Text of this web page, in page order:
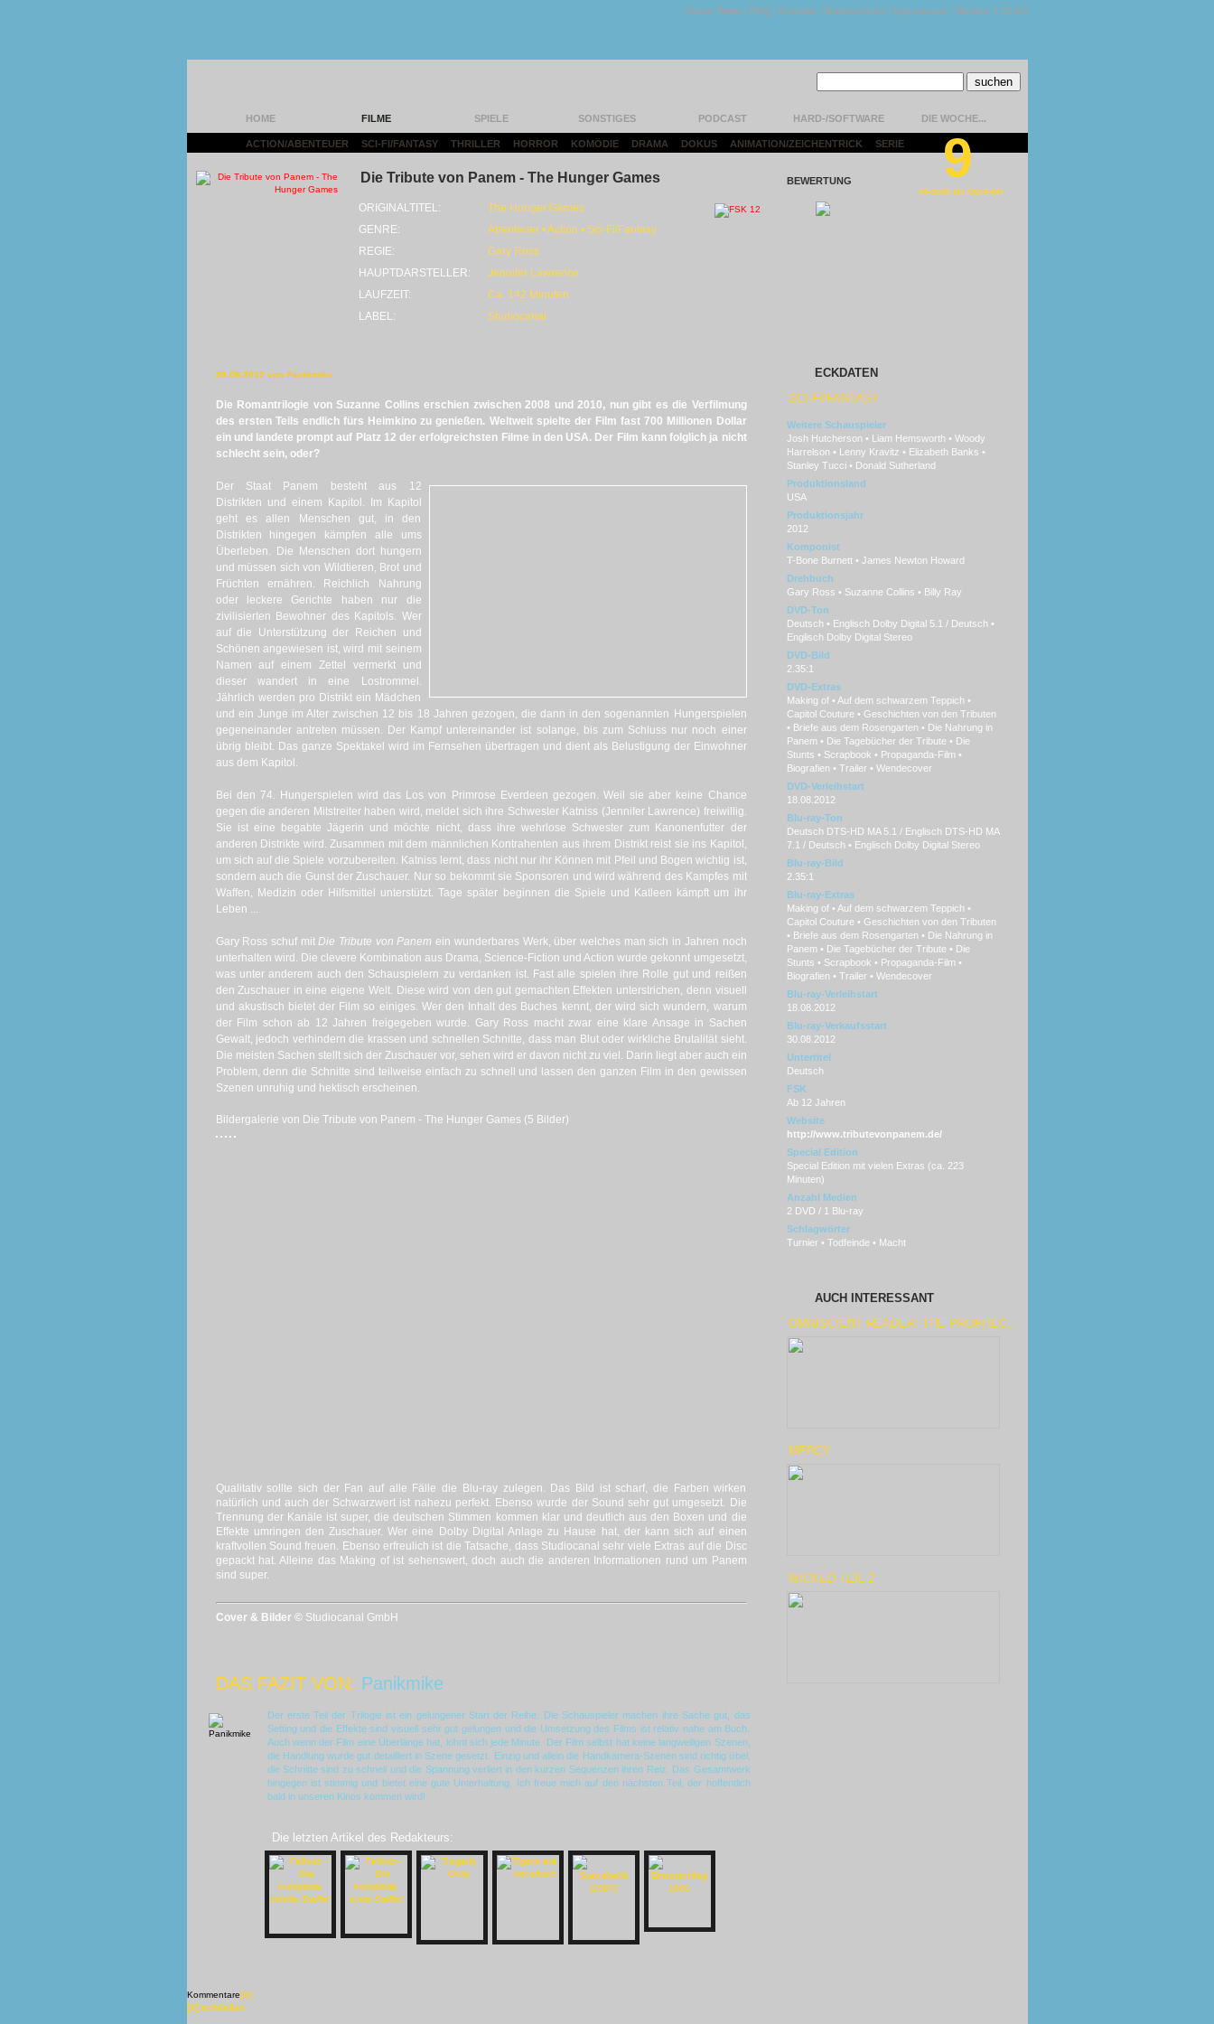
Unser Team | FAQ | Kontakt | Datenschutz | Impressum | Version 1.13.0.9
HOME FILME SPIELE SONSTIGES PODCAST HARD-/SOFTWARE DIE WOCHE...
ACTION/ABENTEUER SCI-FI/FANTASY THRILLER HORROR KOMÖDIE DRAMA DOKUS ANIMATION/ZEICHENTRICK SERIE
Die Tribute von Panem - The Hunger Games
ORIGINALTITEL:
The Hunger Games
GENRE:
Abenteuer • Action • Sci-Fi/Fantasy
REGIE:
Gary Ross
HAUPTDARSTELLER:
Jennifer Lawrence
LAUFZEIT:
Ca. 142 Minuten
LABEL:
Studiocanal
BEWERTUNG 9
SEIDIG GLÄNZEND
30.08.2012 von Panikmike
Die Romantrilogie von Suzanne Collins erschien zwischen 2008 und 2010, nun gibt es die Verfilmung
des ersten Teils endlich fürs Heimkino zu genießen. Weltweit spielte der Film fast 700 Millionen Dollar
ein und landete prompt auf Platz 12 der erfolgreichsten Filme in den USA. Der Film kann folglich ja nicht
schlecht sein, oder?
Der Staat Panem besteht aus 12
Distrikten und einem Kapitol. Im Kapitol
geht es allen Menschen gut, in den
Distrikten hingegen kämpfen alle ums
Überleben. Die Menschen dort hungern
und müssen sich von Wildtieren, Brot und
Früchten ernähren. Reichlich Nahrung
oder leckere Gerichte haben nur die
zivilisierten Bewohner des Kapitols. Wer
auf die Unterstützung der Reichen und
Schönen angewiesen ist, wird mit seinem
Namen auf einem Zettel vermerkt und
dieser wandert in eine Lostrommel.
Jährlich werden pro Distrikt ein Mädchen
und ein Junge im Alter zwischen 12 bis 18 Jahren gezogen, die dann in den sogenannten Hungerspielen
gegeneinander antreten müssen. Der Kampf untereinander ist solange, bis zum Schluss nur noch einer
übrig bleibt. Das ganze Spektakel wird im Fernsehen übertragen und dient als Belustigung der Einwohner
aus dem Kapitol.
Bei den 74. Hungerspielen wird das Los von Primrose Everdeen gezogen. Weil sie aber keine Chance
gegen die anderen Mitstreiter haben wird, meldet sich ihre Schwester Katniss (Jennifer Lawrence) freiwillig.
Sie ist eine begabte Jägerin und möchte nicht, dass ihre wehrlose Schwester zum Kanonenfutter der
anderen Distrikte wird. Zusammen mit dem männlichen Kontrahenten aus ihrem Distrikt reist sie ins Kapitol,
um sich auf die Spiele vorzubereiten. Katniss lernt, dass nicht nur ihr Können mit Pfeil und Bogen wichtig ist,
sondern auch die Gunst der Zuschauer. Nur so bekommt sie Sponsoren und wird während des Kampfes mit
Waffen, Medizin oder Hilfsmittel unterstützt. Tage später beginnen die Spiele und Katleen kämpft um ihr
Leben ...
Gary Ross schuf mitDie Tribute von Panem ein wunderbares Werk, über welches man sich in Jahren noch
unterhalten wird. Die clevere Kombination aus Drama, Science-Fiction und Action wurde gekonnt umgesetzt,
was unter anderem auch den Schauspielern zu verdanken ist. Fast alle spielen ihre Rolle gut und reißen
den Zuschauer in eine eigene Welt. Diese wird von den gut gemachten Effekten unterstrichen, denn visuell
und akustisch bietet der Film so einiges. Wer den Inhalt des Buches kennt, der wird sich wundern, warum
der Film schon ab 12 Jahren freigegeben wurde. Gary Ross macht zwar eine klare Ansage in Sachen
Gewalt, jedoch verhindern die krassen und schnellen Schnitte, dass man Blut oder wirkliche Brutalität sieht.
Die meisten Sachen stellt sich der Zuschauer vor, sehen wird er davon nicht zu viel. Darin liegt aber auch ein
Problem, denn die Schnitte sind teilweise einfach zu schnell und lassen den ganzen Film in den gewissen
Szenen unruhig und hektisch erscheinen.
Bildergalerie von Die Tribute von Panem - The Hunger Games (5 Bilder)
Qualitativ sollte sich der Fan auf alle Fälle die Blu-ray zulegen. Das Bild ist scharf, die Farben wirken
natürlich und auch der Schwarzwert ist nahezu perfekt. Ebenso wurde der Sound sehr gut umgesetzt. Die
Trennung der Kanäle ist super, die deutschen Stimmen kommen klar und deutlich aus den Boxen und die
Effekte umringen den Zuschauer. Wer eine Dolby Digital Anlage zu Hause hat, der kann sich auf einen
kraftvollen Sound freuen. Ebenso erfreulich ist die Tatsache, dass Studiocanal sehr viele Extras auf die Disc
gepackt hat. Alleine das Making of ist sehenswert, doch auch die anderen Informationen rund um Panem
sind super.
Cover & Bilder © Studiocanal GmbH
DAS FAZIT VON: Panikmike
Der erste Teil der Trilogie ist ein gelungener Start der Reihe. Die Schauspieler machen ihre Sache gut, das
Setting und die Effekte sind visuell sehr gut gelungen und die Umsetzung des Films ist relativ nahe am Buch.
Auch wenn der Film eine Überlänge hat, lohnt sich jede Minute. Der Film selbst hat keine langweiligen Szenen,
die Handlung wurde gut detailliert in Szene gesetzt. Einzig und allein die Handkamera-Szenen sind richtig übel,
die Schnitte sind zu schnell und die Spannung verliert in den kurzen Sequenzen ihren Reiz. Das Gesamtwerk
hingegen ist stimmig und bietet eine gute Unterhaltung. Ich freue mich auf den nächsten Teil, der hoffentlich
bald in unseren Kinos kommen wird!
Die letzten Artikel des Redakteurs:
ECKDATEN
SCI-FI/FANTASY
Weitere Schauspieler
Josh Hutcherson • Liam Hemsworth • Woody
Harrelson • Lenny Kravitz • Elizabeth Banks •
Stanley Tucci • Donald Sutherland
Produktionsland
USA
Produktionsjahr
2012
Komponist
T-Bone Burnett • James Newton Howard
Drehbuch
Gary Ross • Suzanne Collins • Billy Ray
DVD-Ton
Deutsch • Englisch Dolby Digital 5.1 / Deutsch •
Englisch Dolby Digital Stereo
DVD-Bild
2.35:1
DVD-Extras
Making of • Auf dem schwarzem Teppich •
Capitol Couture • Geschichten von den Tributen
• Briefe aus dem Rosengarten • Die Nahrung in
Panem • Die Tagebücher der Tribute • Die
Stunts • Scrapbook • Propaganda-Film •
Biografien • Trailer • Wendecover
DVD-Verleihstart
18.08.2012
Blu-ray-Ton
Deutsch DTS-HD MA 5.1 / Englisch DTS-HD MA
7.1 / Deutsch • Englisch Dolby Digital Stereo
Blu-ray-Bild
2.35:1
Blu-ray-Extras
Making of • Auf dem schwarzem Teppich •
Capitol Couture • Geschichten von den Tributen
• Briefe aus dem Rosengarten • Die Nahrung in
Panem • Die Tagebücher der Tribute • Die
Stunts • Scrapbook • Propaganda-Film •
Biografien • Trailer • Wendecover
Blu-ray-Verleihstart
18.08.2012
Blu-ray-Verkaufsstart
30.08.2012
Untertitel
Deutsch
FSK
Ab 12 Jahren
Website
http://www.tributevonpanem.de/
Special Edition
Special Edition mit vielen Extras (ca. 223
Minuten)
Anzahl Medien
2 DVD / 1 Blu-ray
Schlagwörter
Turnier • Todfeinde • Macht
AUCH INTERESSANT
OMNISCIENT READER: THE PROPHEC...
MERCY
WICKED TEIL 2
Kommentare[X]
[X] schließen